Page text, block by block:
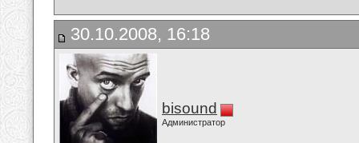
30.10.2008, 16:18
bisound
Администратор